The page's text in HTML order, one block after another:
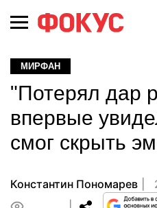
МИРФАН
"Потерял дар
впервые
смог скрыть
Константин Пономарев